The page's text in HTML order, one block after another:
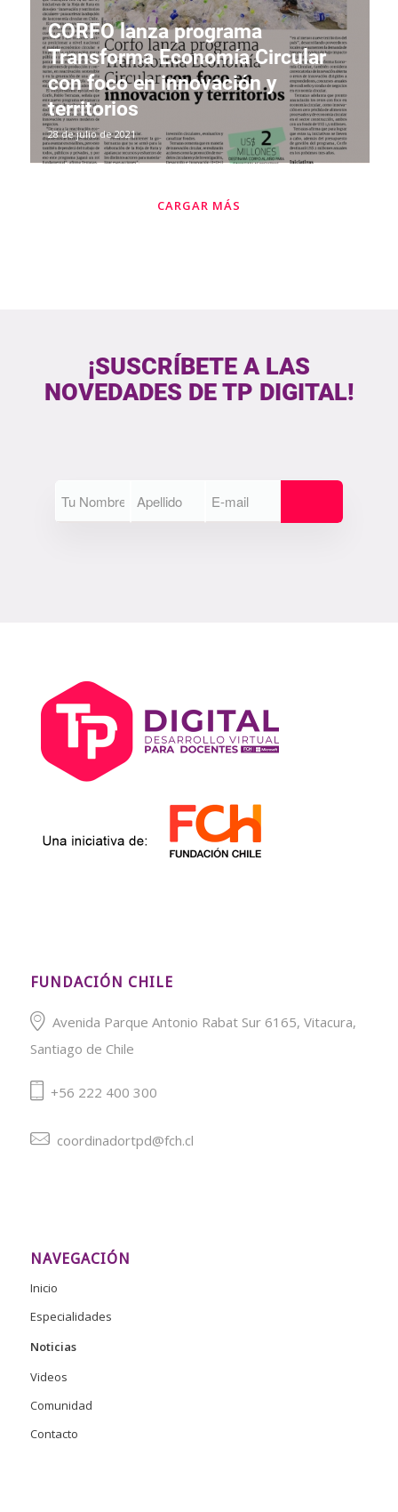
CORFO lanza programa
Transforma Economía Circular
con foco en innovación y
territorios
28 de julio de 2021
CARGAR MÁS
¡SUSCRÍBETE A LAS
NOVEDADES DE TP DIGITAL!
FUNDACIÓN CHILE
Avenida Parque Antonio Rabat Sur 6165, Vitacura,
Santiago de Chile
+56 222 400 300
coordinadortpd@fch.cl
NAVEGACIÓN
Inicio
Especialidades
Noticias
Videos
Comunidad
Contacto